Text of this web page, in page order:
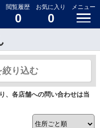
閲覧履歴
0
お気に入り
0
メニュー
絞り込む
、各店舗への問い合わせは当